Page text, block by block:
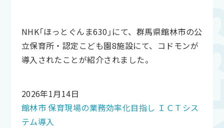
NHK「ほっとぐんま630」にて、群馬県館林市の公
立保育所・認定こども園8施設にて、コドモンが
導入されたことが紹介されました。
2026年1月14日
館林市 保育現場の業務効率化目指し ＩＣＴシス
テム導入